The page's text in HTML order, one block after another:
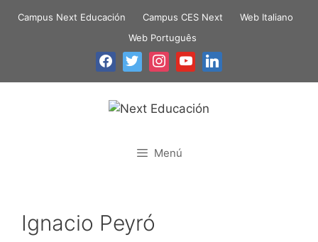
Campus Next Educación Campus CES Next
Web Italiano
Web Português
Menú
Ignacio Peyró